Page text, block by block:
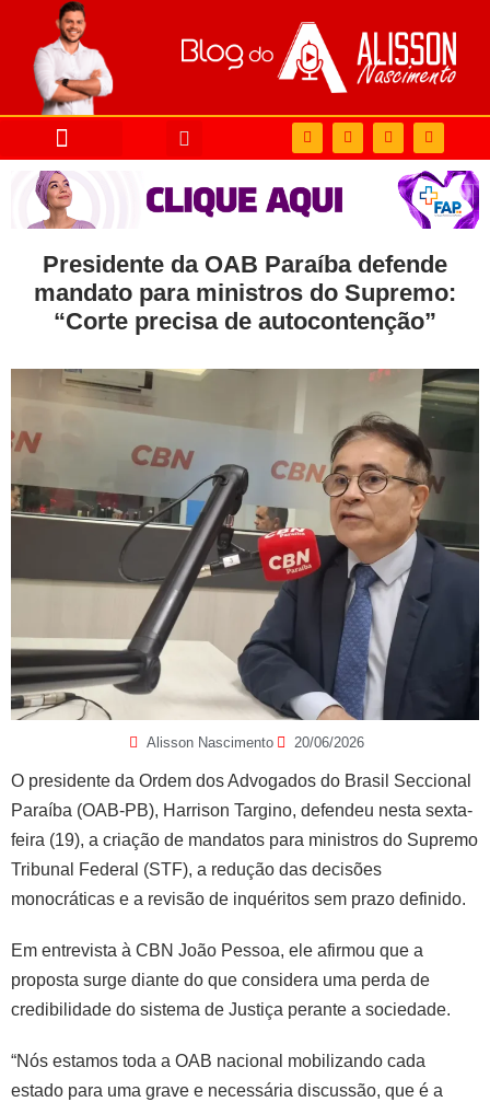
Presidente da OAB Paraíba defende
mandato para ministros do Supremo:
“Corte precisa de autocontenção”
Alisson Nascimento 20/06/2026
O presidente da Ordem dos Advogados do Brasil Seccional
Paraíba (OAB-PB), Harrison Targino, defendeu nesta sexta-
feira (19), a criação de mandatos para ministros do Supremo
Tribunal Federal (STF), a redução das decisões
monocráticas e a revisão de inquéritos sem prazo definido.
Em entrevista à CBN João Pessoa, ele afirmou que a
proposta surge diante do que considera uma perda de
credibilidade do sistema de Justiça perante a sociedade.
“Nós estamos toda a OAB nacional mobilizando cada
estado para uma grave e necessária discussão, que é a